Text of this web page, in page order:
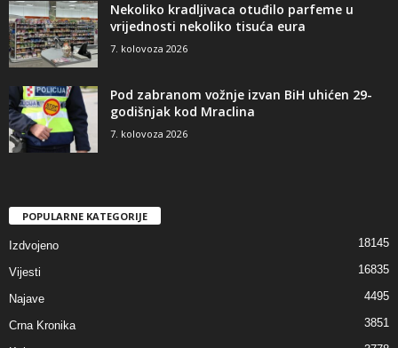
Nekoliko kradljivaca otuđilo parfeme u
vrijednosti nekoliko tisuća eura
7. kolovoza 2026
Pod zabranom vožnje izvan BiH uhićen 29-
godišnjak kod Mraclina
7. kolovoza 2026
POPULARNE KATEGORIJE
Izdvojeno 18145
Vijesti 16835
Najave 4495
Crna Kronika 3851